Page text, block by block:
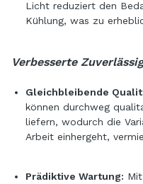
Licht reduziert den
Kühlung, was zu
Verbesserte
Gleichbleibende
können durchweg
liefern, wodurch die
Arbeit einhergeht,
Prädiktive Wartung: